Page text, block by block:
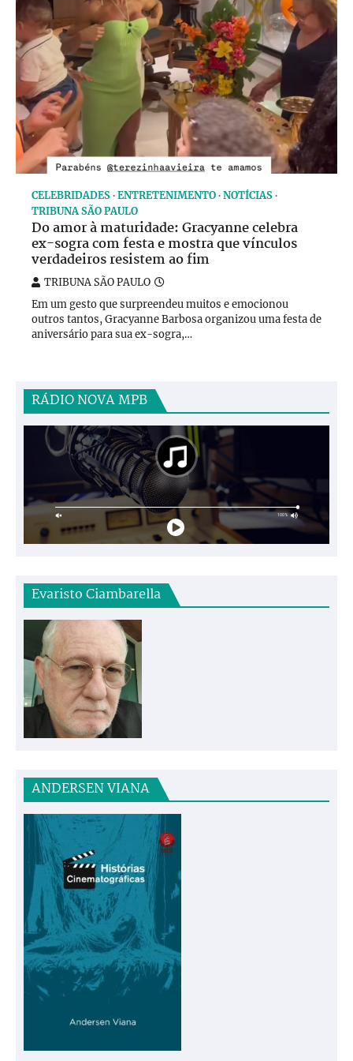
CELEBRIDADES ENTRETENIMENTO NOTÍCIAS
TRIBUNA SÃO PAULO
Do amor à maturidade: Gracyanne celebra
ex-sogra com festa e mostra que vínculos
verdadeiros resistem ao fim
TRIBUNA SÃO PAULO
Em um gesto que surpreendeu muitos e emocionou
outros tantos, Gracyanne Barbosa organizou uma festa de
aniversário para sua ex-sogra,…
RÁDIO NOVA MPB
Evaristo Ciambarella
ANDERSEN VIANA